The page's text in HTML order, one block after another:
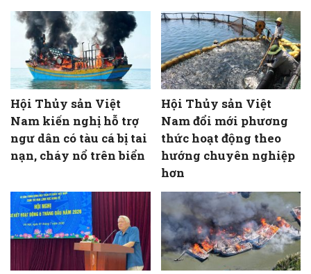
Hội Thủy sản Việt
Nam kiến nghị hỗ trợ
ngư dân có tàu cá bị tai
nạn, cháy nổ trên biển
Hội Thủy sản Việt
Nam đổi mới phương
thức hoạt động theo
hướng chuyên nghiệp
hơn